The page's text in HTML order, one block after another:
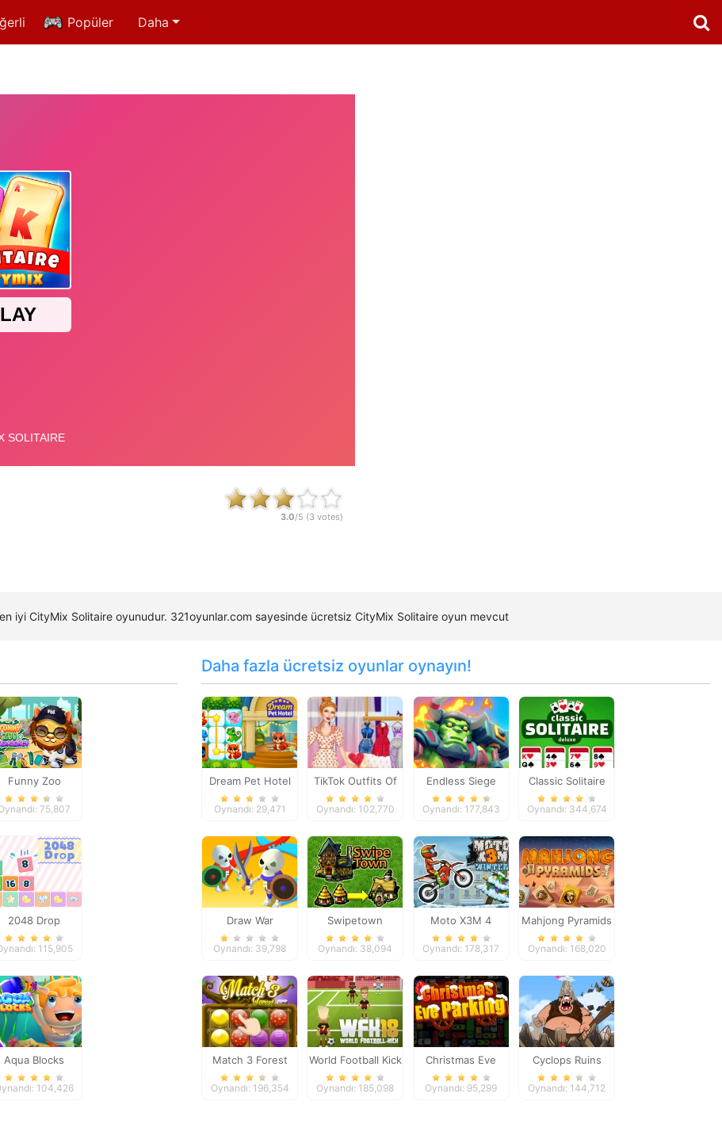
Popüler Daha
3.0/5 (3 votes)
iyi CityMix Solitaire oyunudur. 321oyunlar.com sayesinde ücretsiz CityMix Solitaire oyun mevcut
Funny Zoo
Emergency
75,807
2048 Drop
115,905
Aqua Blocks
104,426
Daha fazla ücretsiz oyunlar oynayın!
Dream Pet Hotel
Oynandı: 29,471
TikTok Outfits Of
The Week
Oynandı: 102,770
Endless Siege
Oynandı: 177,843
Classic Solitaire
Deluxe
Oynandı: 344,674
Draw War
Oynandı: 39,798
Swipetown
Oynandı: 38,094
Moto X3M 4
Winter
Oynandı: 178,317
Mahjong Pyramids
Oynandı: 168,020
Match 3 Forest
Oynandı: 196,354
World Football Kick
2018
Oynandı: 185,098
Christmas Eve
Parking
Oynandı: 95,299
Cyclops Ruins
Oynandı: 144,712